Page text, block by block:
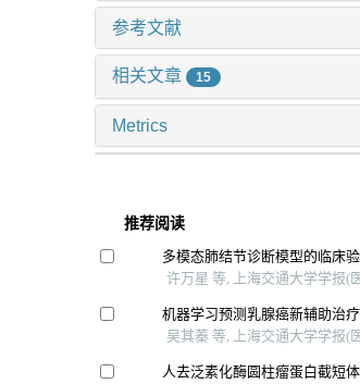
参考文献
相关文章 15
Metrics
推荐阅读
多模态肺结节诊断模型的临床
许万星 等, 上海交通大学学报(
机器学习预测乳腺癌新辅助治
吴其蓁 等, 上海交通大学学报(
人去泛素化酶圆柱瘤蛋白截短